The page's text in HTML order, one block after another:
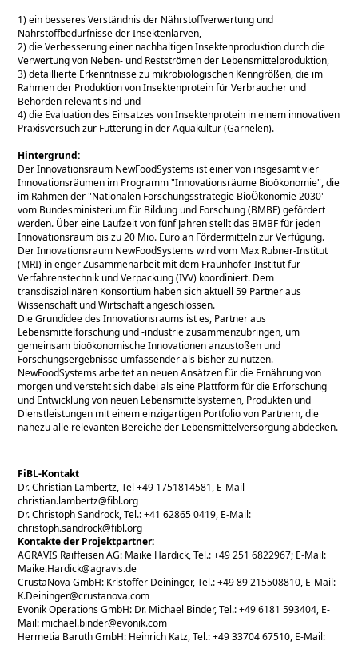
1) ein besseres Verständnis der Nährstoffverwertung und
Nährstoffbedürfnisse der Insektenlarven,
2) die Verbesserung einer nachhaltigen Insektenproduktion durch die
Verwertung von Neben- und Restströmen der Lebensmittelproduktion,
3) detaillierte Erkenntnisse zu mikrobiologischen Kenngrößen, die im
Rahmen der Produktion von Insektenprotein für Verbraucher und
Behörden relevant sind und
4) die Evaluation des Einsatzes von Insektenprotein in einem innovativen
Praxisversuch zur Fütterung in der Aquakultur (Garnelen).
Hintergrund:
Der Innovationsraum NewFoodSystems ist einer von insgesamt vier
Innovationsräumen im Programm Innovationsräume Bioökonomie , die
im Rahmen der Nationalen Forschungsstrategie BioÖkonomie 2030
vom Bundesministerium für Bildung und Forschung (BMBF) gefördert
werden. Über eine Laufzeit von fünf Jahren stellt das BMBF für jeden
Innovationsraum bis zu 20 Mio. Euro an Fördermitteln zur Verfügung.
Der Innovationsraum NewFoodSystems wird vom Max Rubner-Institut
(MRI) in enger Zusammenarbeit mit dem Fraunhofer-Institut für
Verfahrenstechnik und Verpackung (IVV) koordiniert. Dem
transdisziplinären Konsortium haben sich aktuell 59 Partner aus
Wissenschaft und Wirtschaft angeschlossen.
Die Grundidee des Innovationsraums ist es, Partner aus
Lebensmittelforschung und -industrie zusammenzubringen, um
gemeinsam bioökonomische Innovationen anzustoßen und
Forschungsergebnisse umfassender als bisher zu nutzen.
NewFoodSystems arbeitet an neuen Ansätzen für die Ernährung von
morgen und versteht sich dabei als eine Plattform für die Erforschung
und Entwicklung von neuen Lebensmittelsystemen, Produkten und
Dienstleistungen mit einem einzigartigen Portfolio von Partnern, die
nahezu alle relevanten Bereiche der Lebensmittelversorgung abdecken.
FiBL-Kontakt
Dr. Christian Lambertz, Tel +49 1751814581, E-Mail
christian.lambertz@fibl.org
Dr. Christoph Sandrock, Tel.: +41 62865 0419, E-Mail:
christoph.sandrock@fibl.org
Kontakte der Projektpartner:
AGRAVIS Raiffeisen AG: Maike Hardick, Tel.: +49 251 6822967; E-Mail:
Maike.Hardick@agravis.de
CrustaNova GmbH: Kristoffer Deininger, Tel.: +49 89 215508810, E-Mail:
K.Deininger@crustanova.com
Evonik Operations GmbH: Dr. Michael Binder, Tel.: +49 6181 593404, E-
Mail: michael.binder@evonik.com
Hermetia Baruth GmbH: Heinrich Katz, Tel.: +49 33704 67510, E-Mail: